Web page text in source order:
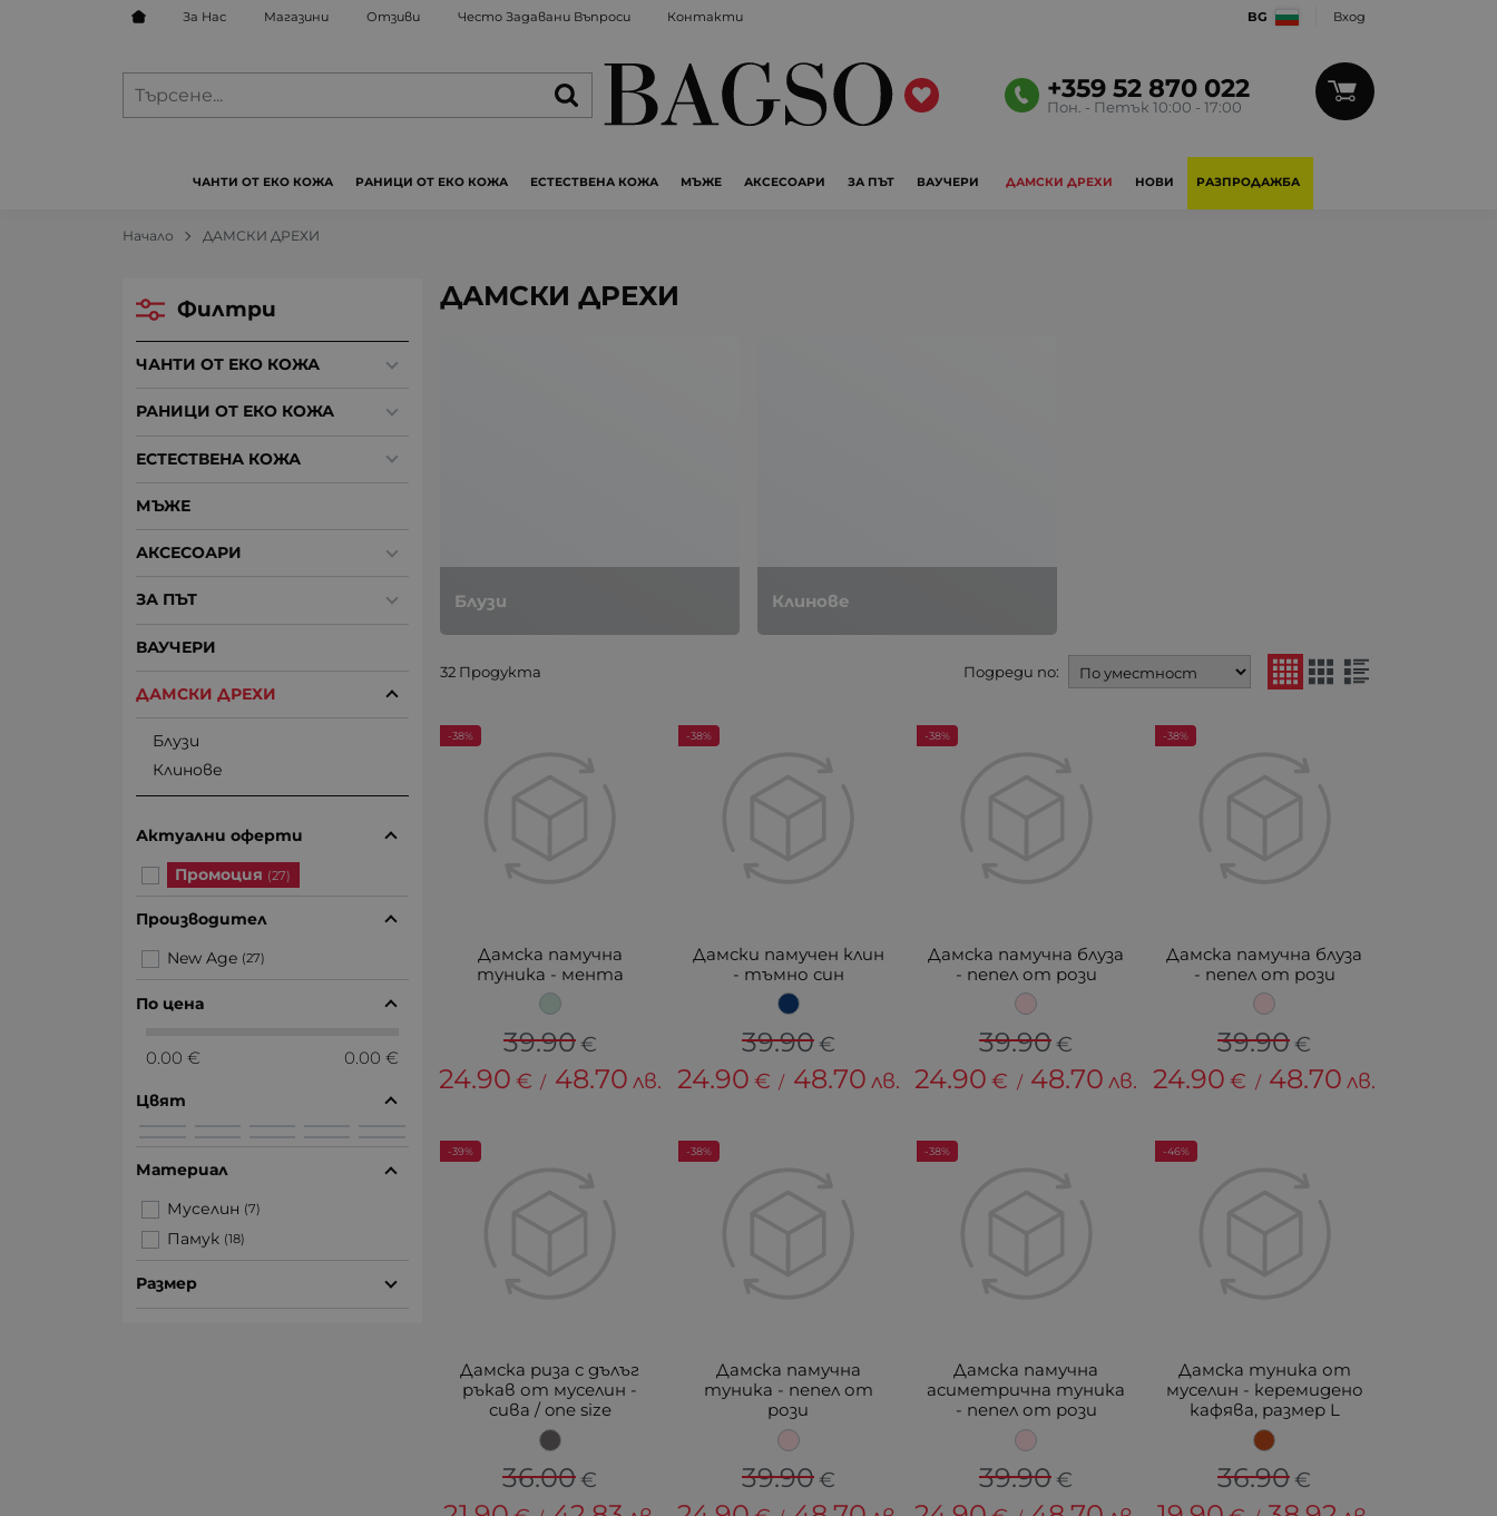
За Нас Магазини Отзиви Често Задавани Въпроси Контакти BG Вход
+359 52 870 022
Пон. - Петък 10:00 - 17:00
РАЗПРОДАЖБА
НОВИ
ЧАНТИ ОТ ЕКО КОЖА РАНИЦИ ОТ ЕКО КОЖА ЕСТЕСТВЕНА КОЖА МЪЖЕ АКСЕСОАРИ ЗА ПЪТ ВАУЧЕРИ ДАМСКИ ДРЕХИ
Начало ДАМСКИ ДРЕХИ
ДАМСКИ ДРЕХИ
Блузи Клинове
32 Продукта Подреди по:
Дамска памучна
туника - мента
39.90€
24.90 € / 48.70 лв.
-38%
Дамски памучен клин
- тъмно син
39.90€
24.90 € / 48.70 лв.
-38%
Дамска памучна блуза
- пепел от рози
39.90€
24.90 € / 48.70 лв.
-38%
Дамска памучна блуза
- пепел от рози
39.90€
24.90 € / 48.70 лв.
-38%
Дамска риза с дълъг
ръкав от муселин -
сива / one size
36.00€
-39%
Дамска памучна
туника - пепел от
рози
39.90€
-38%
Дамска памучна
асиметрична туника
- пепел от рози
39.90€
-38%
Дамска туника от
муселин - керемидено
кафява, размер L
36.90€
-46%
Филтри
ЧАНТИ ОТ ЕКО КОЖА
РАНИЦИ ОТ ЕКО КОЖА
ЕСТЕСТВЕНА КОЖА
МЪЖЕ
АКСЕСОАРИ
ЗА ПЪТ
ВАУЧЕРИ
ДАМСКИ ДРЕХИ
Блузи
Клинове
Актуални оферти
Промоция (27)
Производител
New Age (27)
По цена
0.00 € 0.00 €
Цвят
Материал
Муселин (7)
Памук (18)
Размер